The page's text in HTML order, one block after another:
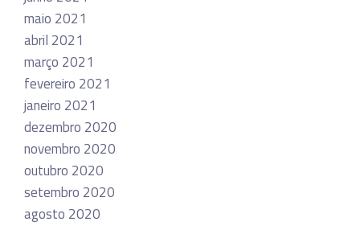
maio 2021
abril 2021
março 2021
fevereiro 2021
janeiro 2021
dezembro 2020
novembro 2020
outubro 2020
setembro 2020
agosto 2020